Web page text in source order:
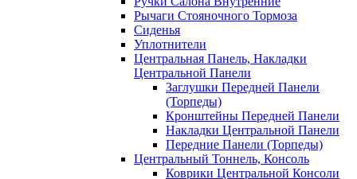
Рычаги Стояночного Тормоза
Сиденья
Уплотнители
Центральная Панель, Накладки
Центральной Панели
Заглушки Передней Панели
(Торпеды)
Кронштейны Передней Панели
Накладки Центральной Панели
Передние Панели (Торпеды)
Центральный Тоннель, Консоль
Коврики Центральной Консоли